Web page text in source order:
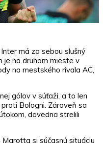
má za sebou slušný
je na druhom mieste v
na mestského rivala AC,
gólov v súťaži, a to len
Bologni. Zároveň sa
dovedna strelili
si súčasnú situáciu